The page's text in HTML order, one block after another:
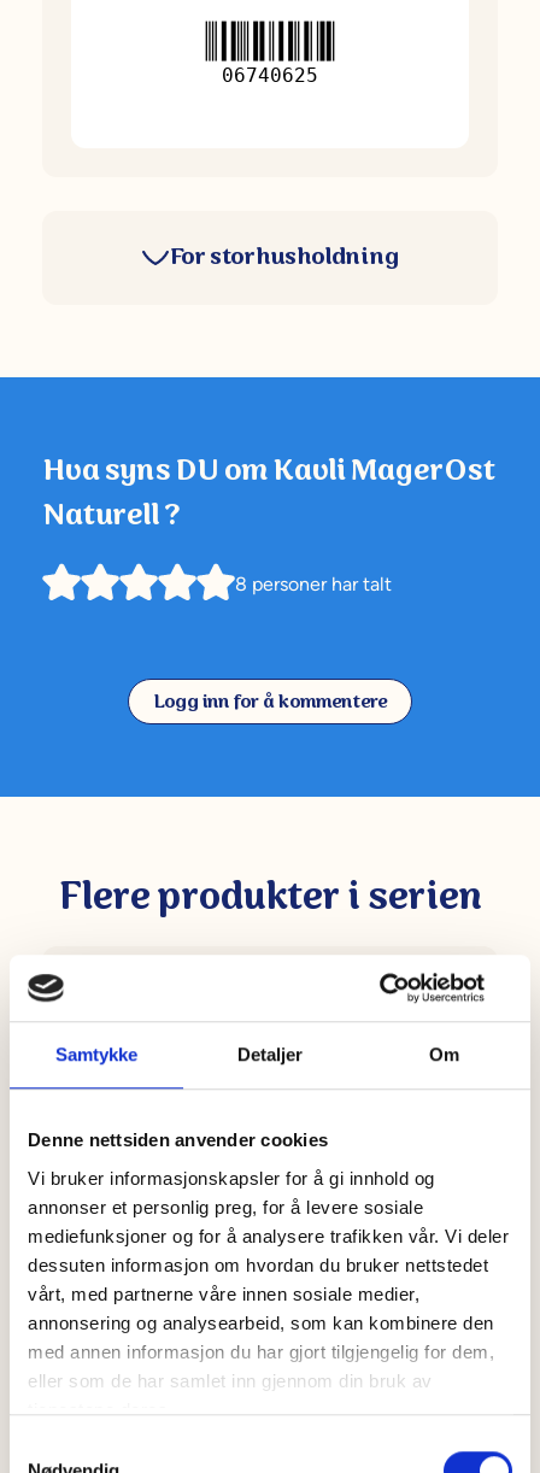
Samtykke Detaljer Om
Denne nettsiden anvender cookies
Vi bruker informasjonskapsler for å gi innhold og
annonser et personlig preg, for å levere sosiale
mediefunksjoner og for å analysere trafikken vår. Vi deler
dessuten informasjon om hvordan du bruker nettstedet
vårt, med partnerne våre innen sosiale medier,
annonsering og analysearbeid, som kan kombinere den
med annen informasjon du har gjort tilgjengelig for dem,
eller som de har samlet inn gjennom din bruk av
tjenestene deres.
06740625
For storhusholdning
Hva syns DU omKavli MagerOst
Naturell?
8 personer har talt
Logg inn for å kommentere
Flere produkter i serien
Kavli MagerOst Skinke
2 5.0